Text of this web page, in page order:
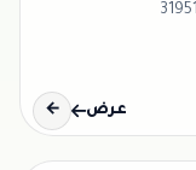
عرض ←